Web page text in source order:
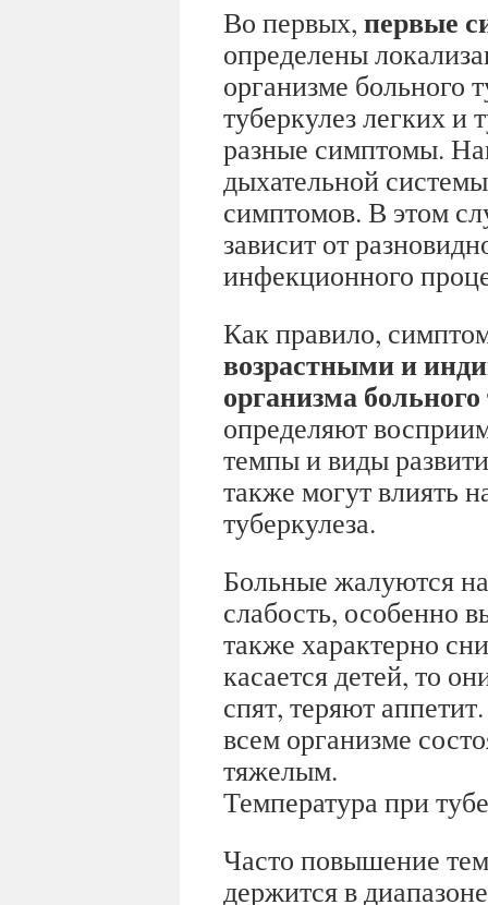
Во первых, первые
определены
организме больного
туберкулез легких и
разные симптомы.
дыхательной
симптомов. В этом
зависит от
инфекционного
Как правило,
возрастными и
организма
определяют
темпы и виды
также могут влиять
туберкулеза.
Больные жалуются
слабость, особенно
также характерно
касается детей, то
спят, теряют
всем организме
тяжелым.
Температура при
Часто повышение
держится в